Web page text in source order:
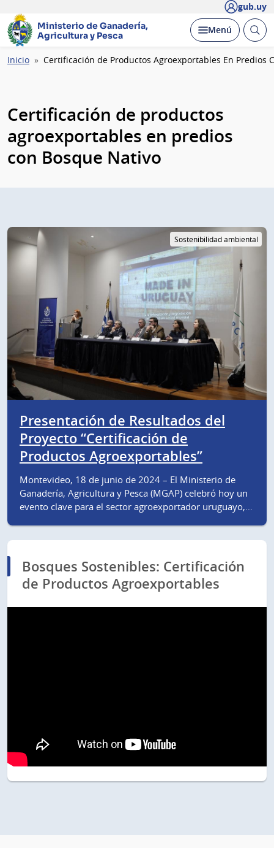
gub.uy
Ministerio de Ganadería,
Agricultura y Pesca
Desplegar
Menú Abrir
Ruta
Inicio Certificación de Productos Agroexportables En Predios
Certificación de productos
agroexportables en predios
con Bosque Nativo
Sostenibilidad ambiental
Presentación de Resultados del
Proyecto “Certificación de
Productos Agroexportables”
Montevideo, 18 de junio de 2024 – El Ministerio de
Ganadería, Agricultura y Pesca (MGAP) celebró hoy un
evento clave para el sector agroexportador uruguayo,…
Bosques Sostenibles: Certificación
de Productos Agroexportables